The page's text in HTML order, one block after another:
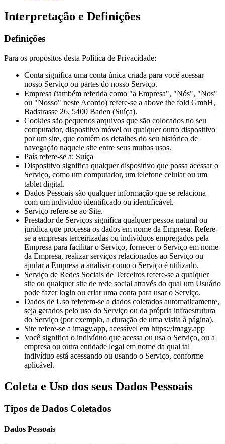
Interpretação e Definições
Definições
Para os propósitos desta Política de Privacidade:
Conta significa uma conta única criada para você acessar
nosso Serviço ou partes do nosso Serviço.
Empresa (também referida como "a Empresa", "Nós", "Nos"
ou "Nosso" neste Acordo) refere-se a above the fold GmbH,
Badstrasse 26, 5400 Baden (Suíça).
Cookies são pequenos arquivos que são colocados no seu
computador, dispositivo móvel ou qualquer outro dispositivo
por um site, que contêm os detalhes do seu histórico de
navegação naquele site entre seus muitos usos.
País refere-se a: Suíça
Dispositivo significa qualquer dispositivo que possa acessar o
Serviço, como um computador, um telefone celular ou um
tablet digital.
Dados Pessoais são qualquer informação que se relaciona
com um indivíduo identificado ou identificável.
Serviço refere-se ao Site.
Prestador de Serviços significa qualquer pessoa natural ou
jurídica que processa os dados em nome da Empresa. Refere-
se a empresas terceirizadas ou indivíduos empregados pela
Empresa para facilitar o Serviço, fornecer o Serviço em nome
da Empresa, realizar serviços relacionados ao Serviço ou
ajudar a Empresa a analisar como o Serviço é utilizado.
Serviço de Redes Sociais de Terceiros refere-se a qualquer
site ou qualquer site de rede social através do qual um Usuário
pode fazer login ou criar uma conta para usar o Serviço.
Dados de Uso referem-se a dados coletados automaticamente,
seja gerados pelo uso do Serviço ou da própria infraestrutura
do Serviço (por exemplo, a duração de uma visita à página).
Site refere-se a imagy.app, acessível em https://imagy.app
Você significa o indivíduo que acessa ou usa o Serviço, ou a
empresa ou outra entidade legal em nome da qual tal
indivíduo está acessando ou usando o Serviço, conforme
aplicável.
Coleta e Uso dos seus Dados Pessoais
Tipos de Dados Coletados
Dados Pessoais